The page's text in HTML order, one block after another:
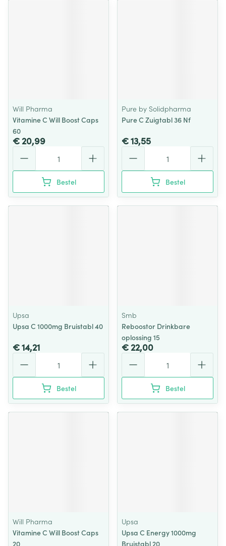
Will Pharma
Vitamine C Will Boost Caps
60
€ 20,99
Bestel
Pure by Solidpharma
Pure C Zuigtabl 36 Nf
€ 13,55
Bestel
Upsa
Upsa C 1000mg Bruistabl 40
€ 14,21
Bestel
Smb
Reboostor Drinkbare
oplossing 15
€ 22,00
Bestel
Will Pharma
Vitamine C Will Boost Caps
20
Upsa
Upsa C Energy 1000mg
Bruistabl 20